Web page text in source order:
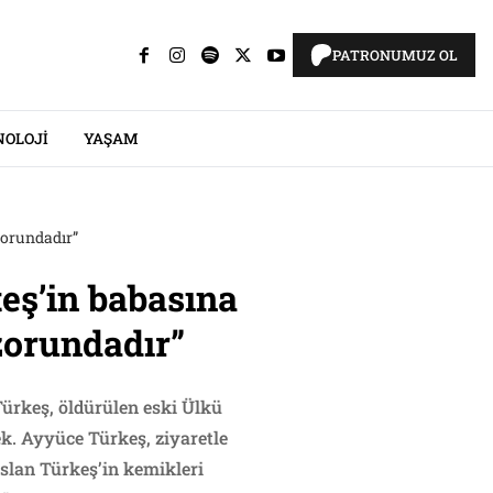
PATRONUMUZ OL
YAŞAM
babasına
öldürülen eski Ülkü
Ayyüce Türkeş, ziyaretle
Türkeş’in kemikleri